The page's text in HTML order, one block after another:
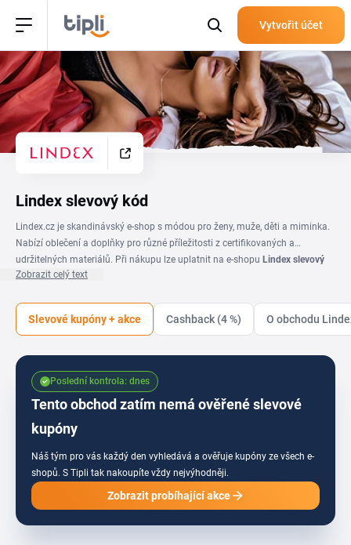
Vytvořit účet
Lindex slevový kód
Lindex.cz je skandinávský e-shop s módou pro ženy, muže, děti a miminka.
Nabízí oblečení a doplňky pro různé příležitosti z certifikovaných a
udržitelných materiálů. Při nákupu lze uplatnit na e-shopu Lindex slevový
kóda získat tak výhodnější cenu objednávky. K dispozici je také věrnostní
Zobrazit celý text
Slevové kupóny + akce Cashback (4 %) O obchodu
Tento obchod zatím nemá ověřené slevové
kupóny
Náš tým pro vás každý den vyhledává a ověřuje kupóny ze všech e-
shopů. S Tipli tak nakoupíte vždy nejvýhodněji.
Poslední kontrola: dnes
Zobrazit probíhající akce